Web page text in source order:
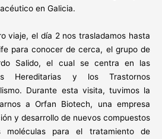
en Galicia.
viaje, el día 2 nos trasladamos hasta
para conocer de cerca, el grupo de
Salido, el cual se centra en las
Hereditarias y los Trastornos
Durante esta visita, tuvimos la
a Orfan Biotech, una empresa
y desarrollo de nuevos compuestos
moléculas para el tratamiento de